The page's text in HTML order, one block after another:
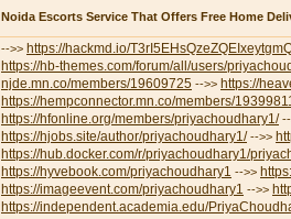
Noida Escorts Service That Offers Free Home
-->> https://hackmd.io/
https://hb-themes.com/forum/all/users/
njde.mn.co/members/19609725 -->> https://
https://hempconnector.mn.co/members/
https://hfonline.org/members/priyachoudhary1/--
https://hjobs.site/author/priyachoudhary1/-->>
https://hub.docker.com/r/priyachoudhary1/
https://hyvebook.com/priyachoudhary1 -->>
https://imageevent.com/priyachoudhary1 -->>
https://independent.academia.edu/